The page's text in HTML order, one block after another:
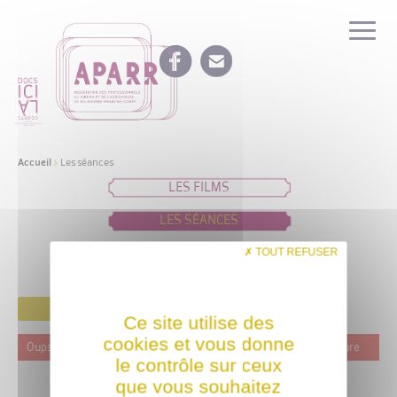
Accueil > Les séances
LES FILMS
LES SÉANCES
IDÉES DE PROGRAMMATION
Oups ! Ce film n'est programmé actuellement dans aucune structure
Ce site utilise des
cookies et vous donne
le contrôle sur ceux
que vous souhaitez
TOUT REFUSER